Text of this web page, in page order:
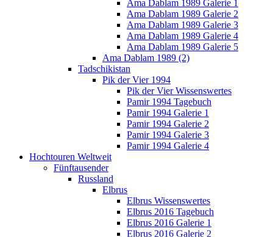
Ama Dablam 1989 Galerie 1
Ama Dablam 1989 Galerie 2
Ama Dablam 1989 Galerie 3
Ama Dablam 1989 Galerie 4
Ama Dablam 1989 Galerie 5
Ama Dablam 1989 (2)
Tadschikistan
Pik der Vier 1994
Pik der Vier Wissenswertes
Pamir 1994 Tagebuch
Pamir 1994 Galerie 1
Pamir 1994 Galerie 2
Pamir 1994 Galerie 3
Pamir 1994 Galerie 4
Hochtouren Weltweit
Fünftausender
Russland
Elbrus
Elbrus Wissenswertes
Elbrus 2016 Tagebuch
Elbrus 2016 Galerie 1
Elbrus 2016 Galerie 2